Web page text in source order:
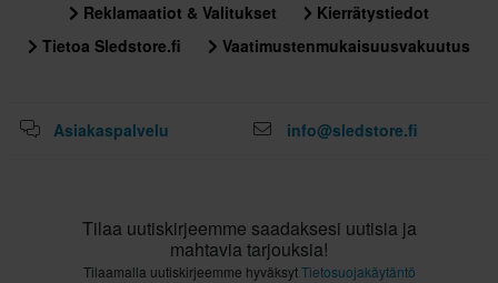
Reklamaatiot & Valitukset
Kierrätystiedot
Tietoa Sledstore.fi
Vaatimustenmukaisuusvakuutus
Asiakaspalvelu info@sledstore.fi
Tilaa uutiskirjeemme saadaksesi uutisia ja
mahtavia tarjouksia!
Tilaamalla uutiskirjeemme hyväksytTietosuojakäytäntö